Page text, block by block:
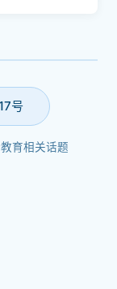
号
育相关话题